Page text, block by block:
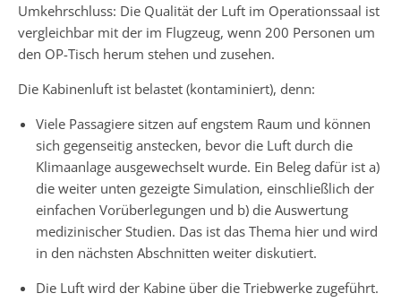
Umkehrschluss: Die Qualität der Luft im Operationssaal ist
vergleichbar mit der im Flugzeug, wenn 200 Personen um
den OP-Tisch herum stehen und zusehen.
Die Kabinenluft ist belastet (kontaminiert), denn:
Viele Passagiere sitzen auf engstem Raum und können
sich gegenseitig anstecken, bevor die Luft durch die
Klimaanlage ausgewechselt wurde. Ein Beleg dafür ist a)
die weiter unten gezeigte Simulation, einschließlich der
einfachen Vorüberlegungen und b) die Auswertung
medizinischer Studien. Das ist das Thema hier und wird
in den nächsten Abschnitten weiter diskutiert.
Die Luft wird der Kabine über die Triebwerke zugeführt.